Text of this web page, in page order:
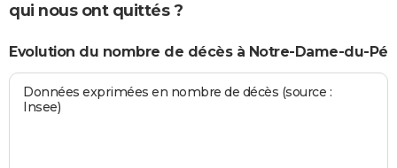
qui nous ont quittés ?
Evolution du nombre de décès à Notre-Dame-du-Pé
Données exprimées en nombre de décès (source :
Insee)